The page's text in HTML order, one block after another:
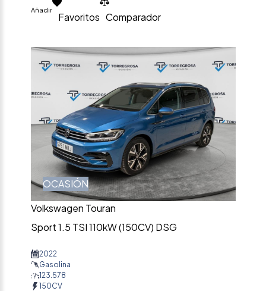
Añadir
Favoritos Comparador
OCASIÓN
Volkswagen Touran
Sport 1.5 TSI 110kW (150CV) DSG
2022
Gasolina
123.578
150CV